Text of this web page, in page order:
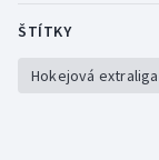
ŠTÍTKY
Hokejová extraliga